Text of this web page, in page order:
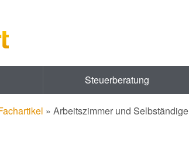
Steuerberatung
» Arbeitszimmer und Selbständige